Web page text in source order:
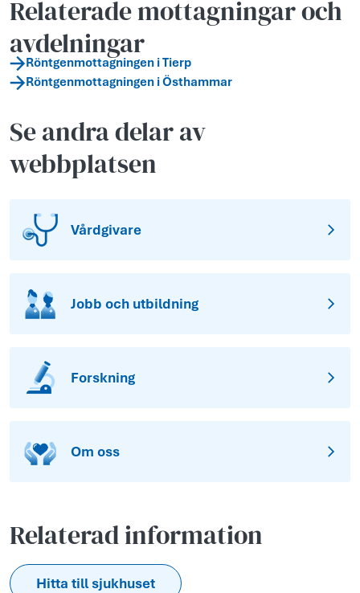
Relaterade mottagningar och
avdelningar
Röntgenmottagningen i Tierp
Röntgenmottagningen i Östhammar
Se andra delar av
webbplatsen
Vårdgivare
Jobb och utbildning
Forskning
Om oss
Relaterad information
Hitta till sjukhuset